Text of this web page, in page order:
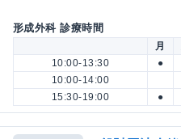
形成外科 診療時間
月
10:00-13:30
●
10:00-14:00
15:30-19:00
●